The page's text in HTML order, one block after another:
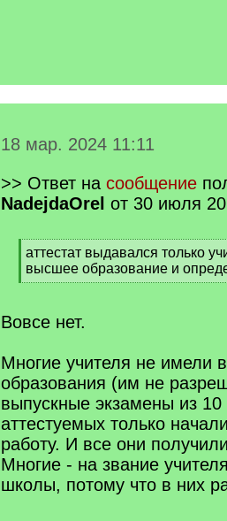
18 мар. 2024 11:11
>> Ответ на сообщение
NadejdaOrel от 30 июля
[
q
]
аттестат выдавался только
высшее образование и
[
q
]
Вовсе нет.
Многие учителя не имели
образования (им не
выпускные экзамены из
аттестуемых только
работу. И все они
Многие - на звание
школы, потому что в них